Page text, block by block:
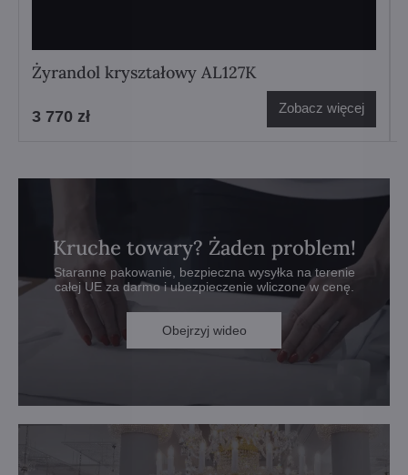
Żyrandol kryształowy AL127K
3 770 zł Zobacz więcej
Kruche towary? Żaden problem!
Staranne pakowanie, bezpieczna wysyłka na terenie
całej UE za darmo i ubezpieczenie wliczone w cenę.
Obejrzyj wideo